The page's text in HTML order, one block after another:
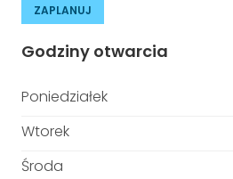
ZAPLANUJ
Godziny otwarcia
Poniedziałek
Wtorek
Środa